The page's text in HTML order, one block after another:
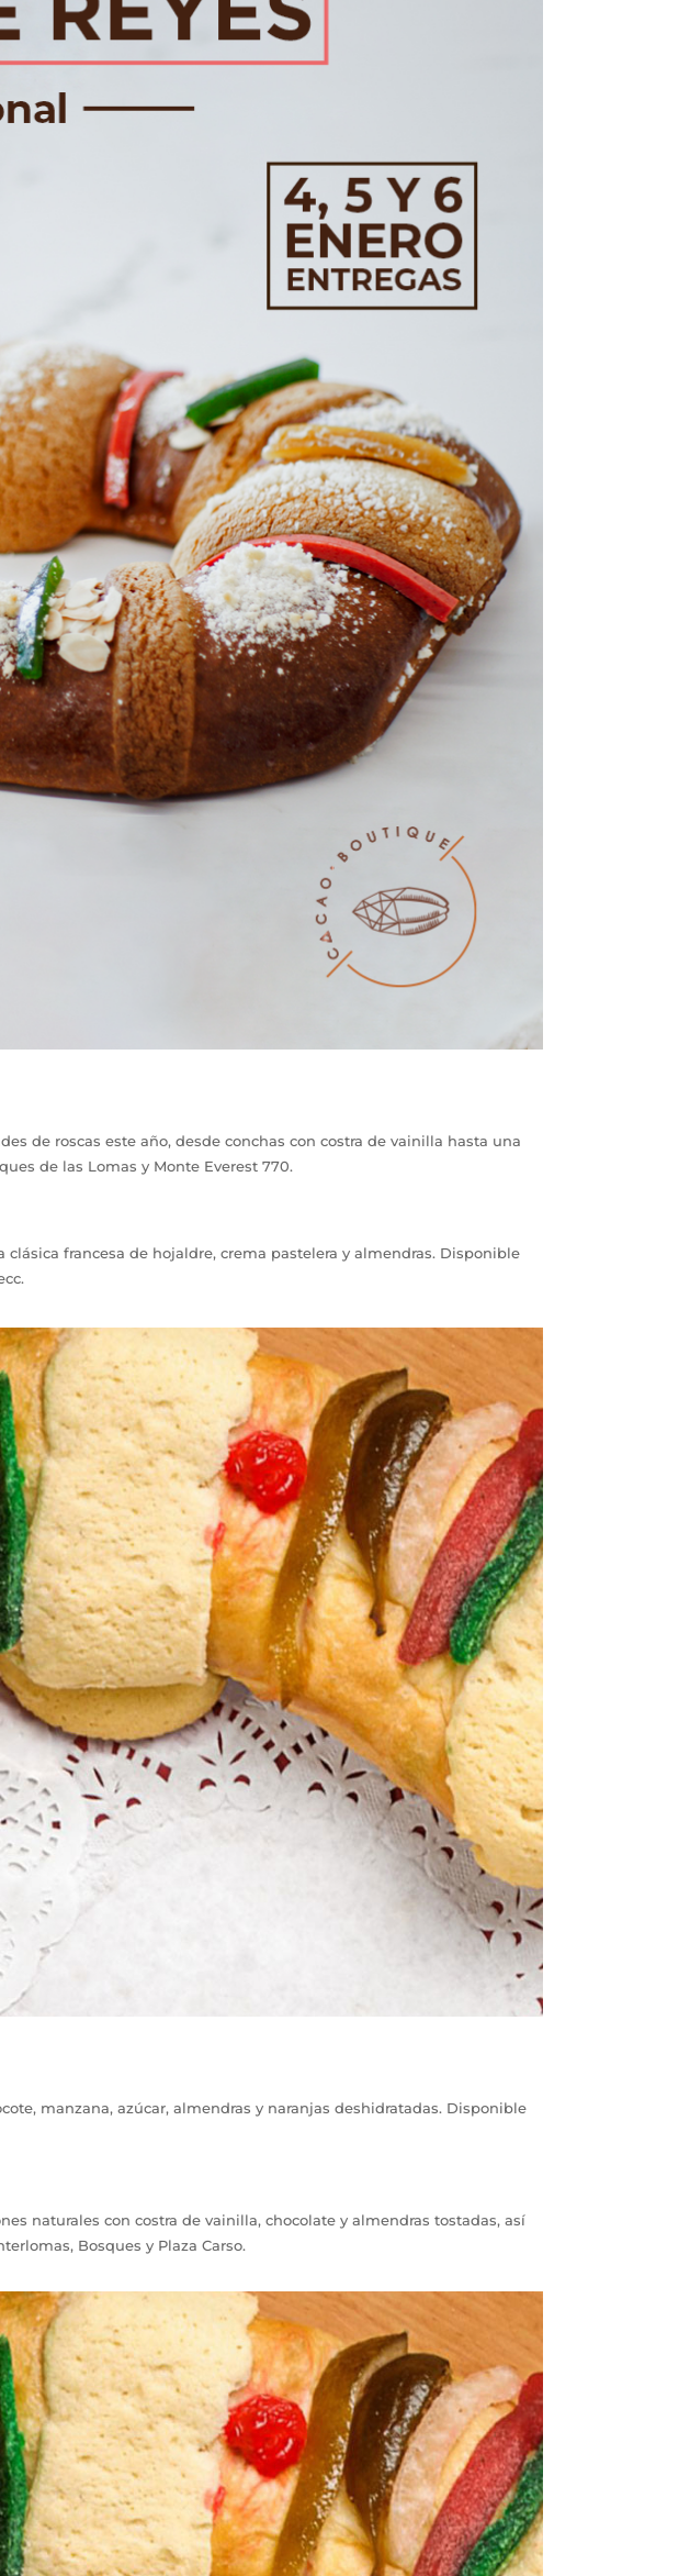
de roscas este año, desde conchas con costra de vainilla hasta una
de las Lomas y Monte Everest 770.
francesa de hojaldre, crema pastelera y almendras. Disponible
manzana, azúcar, almendras y naranjas deshidratadas. Disponible
naturales con costra de vainilla, chocolate y almendras tostadas, así
Bosques y Plaza Carso.